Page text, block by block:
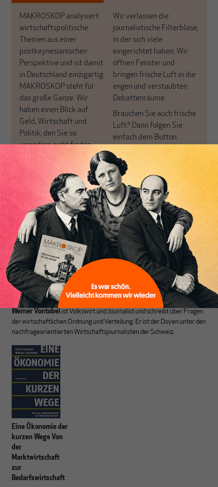
MAKROSKOP analysiert
wirtschaftspolitische
Themen aus einer
postkeynesianischen
Perspektive und ist damit
in Deutschland einzigartig.
MAKROSKOP steht für
das große Ganze. Wir
haben einen Blick auf
Geld, Wirtschaft und
Politik, den Sie so
woanders nicht finden.
Dabei leben wir von
unseren Autoren, ihren
Recherchen, ihrem Wissen
und ihrem Enthusiasmus.
Gemeinsam scheren wir
aus den schmaler
werdenden Leitplanken
des Denkens aus.
Wir verlassen die
journalistische Filterblase,
in der sich viele
eingerichtet haben. Wir
öffnen Fenster und
bringen frische Luft in die
engen und verstaubten
Debattenräume.
Brauchen Sie auch frische
Luft? Dann folgen Sie
einfach dem Button.
ABONNIEREN SIE
MAKROSKOP
Schon Abonnent? Dann
hier einloggen!
Werner Vontobel ist Volkswirt und Journalist und schreibt über Fragen
der wirtschaftlichen Ordnung und Verteilung. Er ist der Doyen unter den
nachfrageorientierten Wirtschaftsjournalisten der Schweiz.
Eine Ökonomie der
kurzen Wege Von
der
Marktwirtschaft
zur
Bedarfswirtschaft